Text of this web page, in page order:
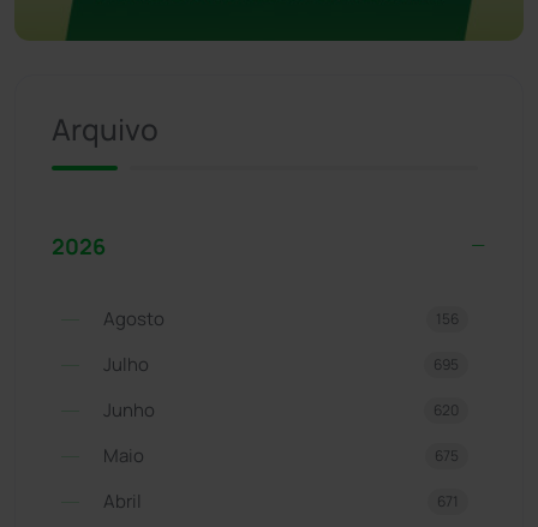
Arquivo
2026
Agosto 156
Julho 695
Junho 620
Maio 675
Abril 671